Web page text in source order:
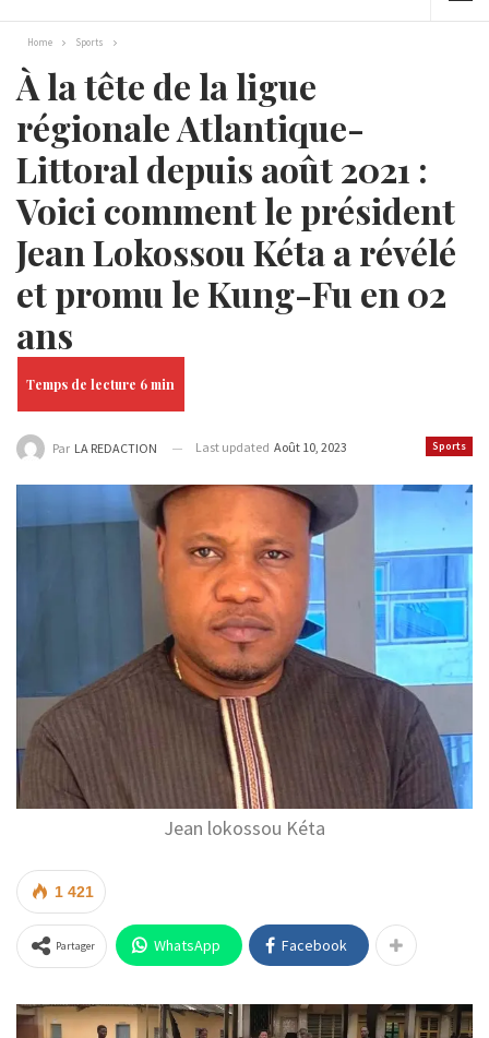
Home Sports
À la tête de la ligue
régionale Atlantique-
Littoral depuis août 2021 :
Voici comment le président
Jean Lokossou Kéta a révélé
et promu le Kung-Fu en 02
ans
Sports
Par LA REDACTION Last updated Août 10, 2023
Jean lokossou Kéta
1 421
Partager WhatsApp Facebook